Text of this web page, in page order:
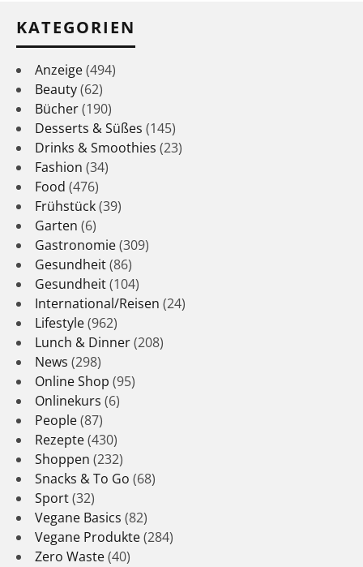
KATEGORIEN
Anzeige(494)
Beauty(62)
Bücher(190)
Desserts & Süßes (145)
Drinks & Smoothies (23)
Fashion (34)
Food (476)
Frühstück(39)
Garten (6)
Gastronomie(309)
Gesundheit(86)
Gesundheit(104)
International/Reisen (24)
Lifestyle(962)
Lunch & Dinner(208)
News (298)
Online Shop (95)
Onlinekurs (6)
People(87)
Rezepte(430)
Shoppen (232)
Snacks & To Go (68)
Sport(32)
Vegane Basics (82)
Vegane Produkte(284)
Zero Waste(40)